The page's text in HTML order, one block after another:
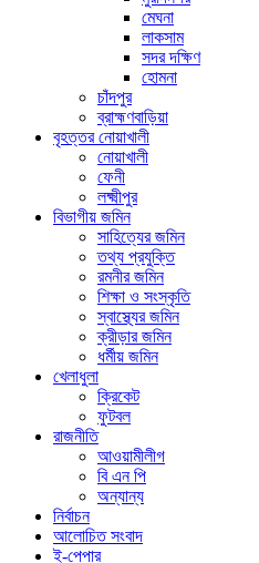
মেঘনা
লাকসাম
সদর দক্ষিণ
হোমনা
চাঁদপুর
ব্রাহ্মণবাড়িয়া
বৃহত্তর নোয়াখালী
নোয়াখালী
ফেনী
লক্ষ্মীপুর
বিভাগীয় জমিন
সাহিত্যের জমিন
তথ্য প্রযুক্তি
রমনীর জমিন
শিক্ষা ও সংস্কৃতি
স্বাস্থ্যের জমিন
ক্রীড়ার জমিন
ধর্মীয় জমিন
খেলাধুলা
ক্রিকেট
ফুটবল
রাজনীতি
আওয়ামীলীগ
বি এন পি
অন্যান্য
নির্বাচন
আলোচিত সংবাদ
ই-পেপার